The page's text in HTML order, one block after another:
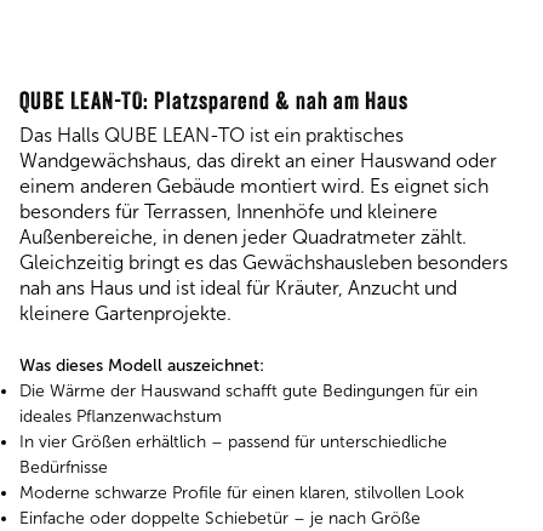
QUBE LEAN-TO: Platzsparend & nah am Haus
Das Halls QUBE LEAN-TO ist ein praktisches
Wandgewächshaus, das direkt an einer Hauswand oder
einem anderen Gebäude montiert wird. Es eignet sich
besonders für Terrassen, Innenhöfe und kleinere
Außenbereiche, in denen jeder Quadratmeter zählt.
Gleichzeitig bringt es das Gewächshausleben besonders
nah ans Haus und ist ideal für Kräuter, Anzucht und
kleinere Gartenprojekte.
Was dieses Modell auszeichnet:
Die Wärme der Hauswand schafft gute Bedingungen für ein
ideales Pflanzenwachstum
In vier Größen erhältlich – passend für unterschiedliche
Bedürfnisse
Moderne schwarze Profile für einen klaren, stilvollen Look
Einfache oder doppelte Schiebetür – je nach Größe